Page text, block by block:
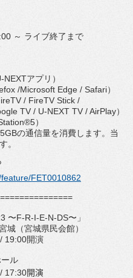
～ ライブ終了まで
NEXTアプリ）
/Microsoft Edge / Safari）
/ FireTV Stick /
TV / U-NEXT TV / AirPlay）
）
の通信量を消費します。当
。
FET0010862
============
〜F-R-I-E-N-DS〜」
城（宮城県民会館）
/ 19:00開演
ル
/ 17:30開演